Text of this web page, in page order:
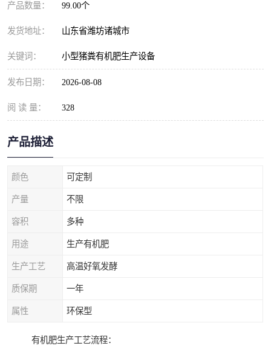
产品数量： 99.00个
发货地址： 山东省潍坊诸城市
关键词： 小型猪粪有机肥生产设备
发布日期： 2026-08-08
阅 读 量： 328
产品描述
颜色 可定制
产量 不限
容积 多种
用途 生产有机肥
生产工艺 高温好氧发酵
质保期 一年
属性 环保型
有机肥生产工艺流程：